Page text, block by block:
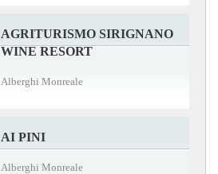
AGRITURISMO SIRIGNANO
WINE RESORT
Alberghi Monreale
AI PINI
Alberghi Monreale